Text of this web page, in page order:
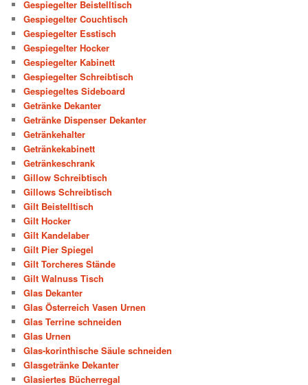
Gespiegelter Beistelltisch
Gespiegelter Couchtisch
Gespiegelter Esstisch
Gespiegelter Hocker
Gespiegelter Kabinett
Gespiegelter Schreibtisch
Gespiegeltes Sideboard
Getränke Dekanter
Getränke Dispenser Dekanter
Getränkehalter
Getränkekabinett
Getränkeschrank
Gillow Schreibtisch
Gillows Schreibtisch
Gilt Beistelltisch
Gilt Hocker
Gilt Kandelaber
Gilt Pier Spiegel
Gilt Torcheres Stände
Gilt Walnuss Tisch
Glas Dekanter
Glas Österreich Vasen Urnen
Glas Terrine schneiden
Glas Urnen
Glas-korinthische Säule schneiden
Glasgetränke Dekanter
Glasiertes Bücherregal